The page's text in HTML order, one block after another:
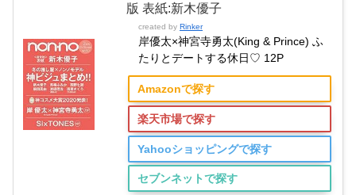
版 表紙:新木優子
created by Rinker
岸優太×神宮寺勇太(King & Prince) ふ
たりとデートする休日♡ 12P
Amazonで探す
楽天市場で探す
Yahooショッピングで探す
セブンネットで探す